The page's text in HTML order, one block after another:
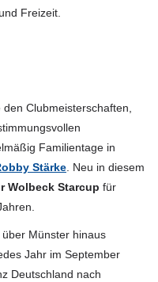
Freizeit.
Clubmeisterschaften,
Familientage in
Stärke . Neu in diesem
Wolbeck Starcup für
Münster hinaus
Jahr im September
Deutschland nach